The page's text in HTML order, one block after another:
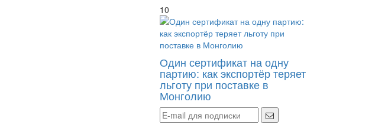
10
Один сертификат на одну
партию: как экспортёр теряет
льготу при поставке в
Монголию